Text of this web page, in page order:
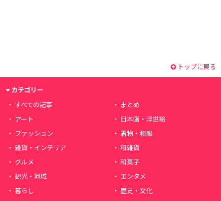
トップに戻る
カテゴリー
すべての記事
まとめ
アート
日本画・浮世絵
ファッション
着物・和服
雑貨・インテリア
和雑貨
グルメ
和菓子
観光・地域
エンタメ
暮らし
歴史・文化